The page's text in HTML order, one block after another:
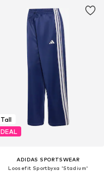
Tall
DEAL
ADIDAS SPORTSWEAR
Loosefit Sportbyxa 'Stadium'